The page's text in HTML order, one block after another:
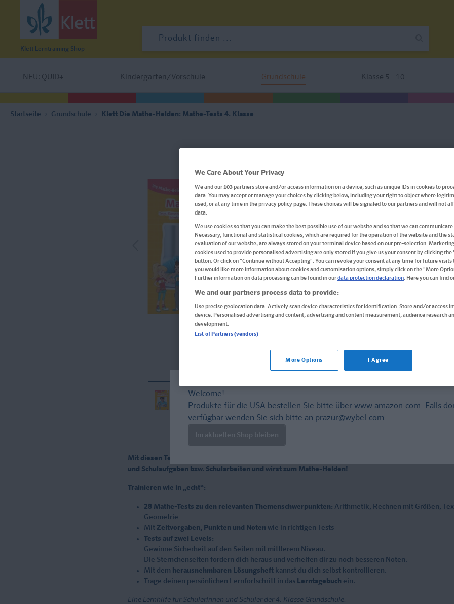
Klett Lerntraining Shop
NEU: QUID+ Kindergarten/Vorschule Grundschule Klasse 5 - 10
Startseite Grundschule Klett Die Mathe-Helden: Mathe-Tests 4. Klasse
Im Buch blättern
Klett Die Mathe-Helden:
Klasse
Mathematik-Tests, Klassenarbeiten,
Format: 20,9 x 29,7 cm, 64 Seiten
ISBN: 978-3-12-949651-0
Informationen für Lehrer:innen und
10,00 €
Lieferung bei Online-Bestellwert ab € 9,95
Mit diesen Tests bist du optimal vorbereitet auf Klassenarbeiten, Lernzielkontrollen, Proben bzw.
und Schulaufgaben bzw. Schularbeiten und wirst zum Mathe-Helden!
Trainieren wie in „echt“:
28 Mathe-Tests zu den relevanten Themenschwerpunkten: Arithmetik, Rechnen mit Größen,
Geometrie
Mit Zeitvorgaben, Punkten und Noten wie in richtigen Tests
Tests auf zwei Levels:
Gewinne Sicherheit auf den Seiten mit mittlerem Niveau.
Die Sternchenseiten fordern dich heraus und verhelfen dir zu noch besseren Noten.
Mit dem herausnehmbaren Lösungsheft kannst du dich selbst kontrollieren.
Trage deinen persönlichen Lernfortschritt in das Lerntagebuch ein.
Eine Lernhilfe für Schülerinnen und Schüler der 4. Klasse Grundschule.
Welcome!
Produkte für die USA bestellen Sie bitte über www.amazon.com. Falls
verfügbar wenden Sie sich bitte an prazur@wybel.com.
Im aktuellen Shop bleiben
We Care About Your Privacy
We and our103partners store and/or access information on a device, such as unique IDs in cookies to
data. You may accept or manage your choices by clicking below, including your right to object where
used, or at any time in the privacy policy page. These choices will be signaled to our partners and will not
data.
We use cookies so that you can make the best possible use of our website and so that we can
Necessary, functional and statistical cookies, which are required for the operation of the website and the
evaluation of our website, are always stored on your terminal device based on our pre-selection.
cookies used to provide personalised advertising are only stored if you give us your consent by clicking the
button. Or click on "Continue without Accepting". You can revoke your consent at any time for future visits
you would like more information about cookies and customisation options, simply click on the "More
Further information on data processing can be found in ourdata protection declaration. Here you can find
We and our partners process data to provide:
Use precise geolocation data. Actively scan device characteristics for identification. Store and/or access
device. Personalised advertising and content, advertising and content measurement, audience research
development.
List of Partners (vendors)
I Agree
More Options